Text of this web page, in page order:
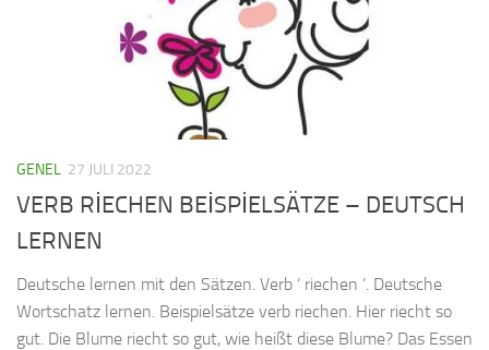
GENEL 27 JULI 2022
VERB RİECHEN BEİSPİELSÄTZE – DEUTSCH
LERNEN
Deutsche lernen mit den Sätzen. Verb ‘ riechen ’. Deutsche
Wortschatz lernen. Beispielsätze verb riechen. Hier riecht so
gut. Die Blume riecht so gut, wie heißt diese Blume? Das Essen